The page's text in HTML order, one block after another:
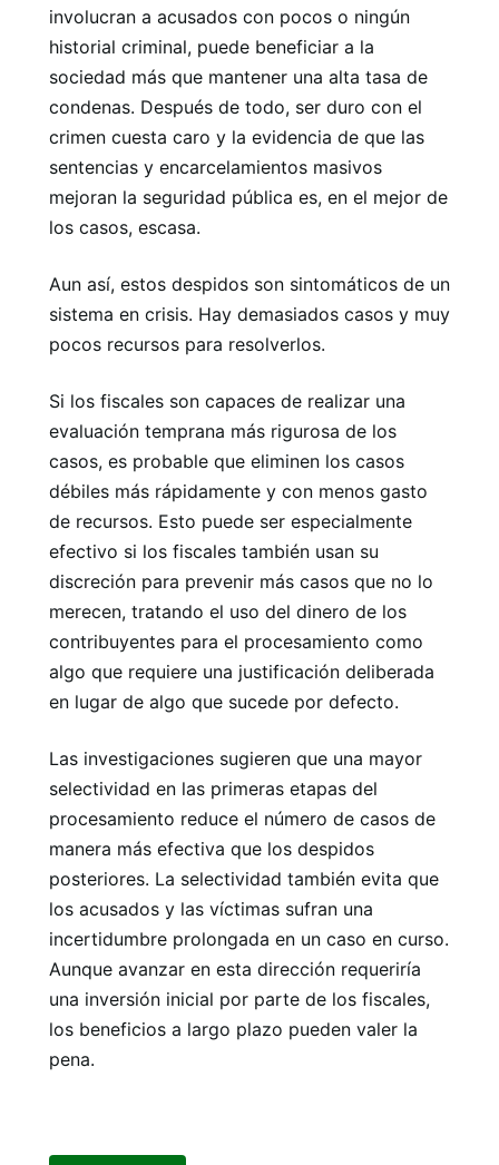
involucran a acusados ​​con pocos o ningún
historial criminal, puede beneficiar a la
sociedad más que mantener una alta tasa de
condenas. Después de todo, ser duro con el
crimen cuesta caro y la evidencia de que las
sentencias y encarcelamientos masivos
mejoran la seguridad pública es, en el mejor de
los casos, escasa.
Aun así, estos despidos son sintomáticos de un
sistema en crisis. Hay demasiados casos y muy
pocos recursos para resolverlos.
Si los fiscales son capaces de realizar una
evaluación temprana más rigurosa de los
casos, es probable que eliminen los casos
débiles más rápidamente y con menos gasto
de recursos. Esto puede ser especialmente
efectivo si los fiscales también usan su
discreción para prevenir más casos que no lo
merecen, tratando el uso del dinero de los
contribuyentes para el procesamiento como
algo que requiere una justificación deliberada
en lugar de algo que sucede por defecto.
Las investigaciones sugieren que una mayor
selectividad en las primeras etapas del
procesamiento reduce el número de casos de
manera más efectiva que los despidos
posteriores. La selectividad también evita que
los acusados ​​y las víctimas sufran una
incertidumbre prolongada en un caso en curso.
Aunque avanzar en esta dirección requeriría
una inversión inicial por parte de los fiscales,
los beneficios a largo plazo pueden valer la
pena.